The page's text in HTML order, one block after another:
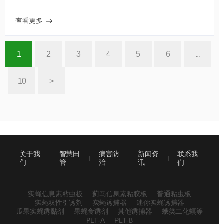
查看更多
1 2 3 4 5 6 ...
10 >
关于我
们
智慧田
管
病害防
治
新闻资
讯
联系我
们
实蝇信息素粘虫板 蓟马信息素粘胶板
普通粘虫板
实蝇双性引诱剂
实蝇诱捕器
迷你实蝇诱捕器
瓜果实蝇诱黏剂
果蝇食诱剂 其他诱捕器
蛾类二化螟等
PLT-A
PLT-B